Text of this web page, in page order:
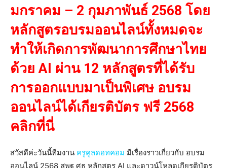
มกราคม – 2 กุมภาพันธ์ 2568 โดย
หลักสูตรอบรมออนไลน์ทั้งหมดจะ
ทำให้เกิดการพัฒนาการศึกษาไทย
ด้วย AI ผ่าน 12 หลักสูตรที่ได้รับ
การออกแบบมาเป็นพิเศษ อบรม
ออนไลน์ได้เกียรติบัตร ฟรี 2568
คลิกที่นี่
สวัสดีค่ะวันนี้ทีมงาน ครูคูลดอทคอม มีเรื่องราวเกี่ยวกับ อบรม
ออนไลน์ 2568 สพฐ ศธ หลักสูตร AI และดาวน์โหลดเกียรติบัตร